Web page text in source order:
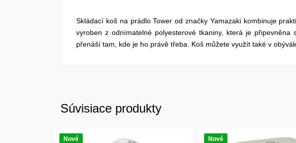
Skládací koš na prádlo Tower od značky Yamazaki kombinuje
vyroben z odnímatelné polyesterové tkaniny, která je
přenáší tam, kde je ho právě třeba. Koš můžete využít také v
Súvisiace produkty
Nové Nové